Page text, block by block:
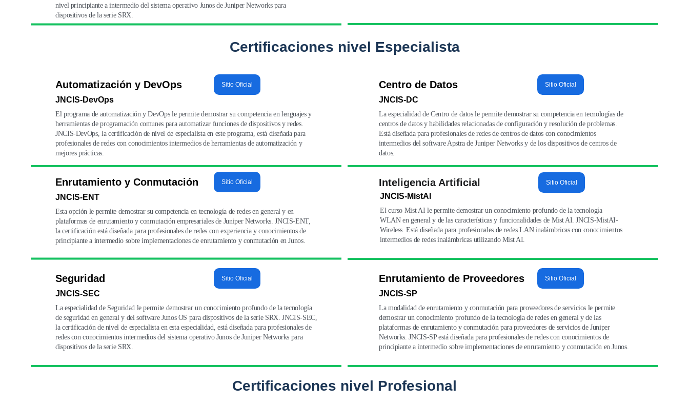
nivel principiante a intermedio del sistema operativo Junos de Juniper Networks para
dispositivos de la serie SRX.
Automatización y DevOps
JNCIS-DevOps
El programa de automatización y DevOps le permite demostrar su competencia en lenguajes y
herramientas de programación comunes para automatizar funciones de dispositivos y redes.
JNCIS-DevOps, la certificación de nivel de especialista en este programa, está diseñada para
profesionales de redes con conocimientos intermedios de herramientas de automatización y
mejores prácticas.
Sitio Oficial Centro de Datos
JNCIS-DC
La especialidad de Centro de datos le permite demostrar su competencia en tecnologías de
centros de datos y habilidades relacionadas de configuración y resolución de problemas.
Está diseñada para profesionales de redes de centros de datos con conocimientos
intermedios del software Apstra de Juniper Networks y de los dispositivos de centros de
datos.
Sitio Oficial
JNCIS-ENT
Esta opción le permite demostrar su competencia en tecnología de redes en general y en
plataformas de enrutamiento y conmutación empresariales de Juniper Networks. JNCIS-ENT,
la certificación está diseñada para profesionales de redes con experiencia y conocimientos de
principiante a intermedio sobre implementaciones de enrutamiento y conmutación en Junos.
Sitio Oficial Inteligencia Artificial
JNCIS-MistAI
El curso Mist AI le permite demostrar un conocimiento profundo de la tecnología
WLAN en general y de las características y funcionalidades de Mist AI. JNCIS-MistAI-
Wireless. Está diseñada para profesionales de redes LAN inalámbricas con conocimientos
intermedios de redes inalámbricas utilizando Mist AI.
Sitio Oficial
Enrutamiento y Conmutación
Certificaciones nivel Especialista
Certificaciones nivel Profesional
Seguridad
JNCIS-SEC
La especialidad de Seguridad le permite demostrar un conocimiento profundo de la tecnología
de seguridad en general y del software Junos OS para dispositivos de la serie SRX. JNCIS-SEC,
la certificación de nivel de especialista en esta especialidad, está diseñada para profesionales de
redes con conocimientos intermedios del sistema operativo Junos de Juniper Networks para
dispositivos de la serie SRX.
Sitio Oficial Enrutamiento de Proveedores
JNCIS-SP
La modalidad de enrutamiento y conmutación para proveedores de servicios le permite
demostrar un conocimiento profundo de la tecnología de redes en general y de las
plataformas de enrutamiento y conmutación para proveedores de servicios de Juniper
Networks. JNCIS-SP está diseñada para profesionales de redes con conocimientos de
principiante a intermedio sobre implementaciones de enrutamiento y conmutación en Junos.
Sitio Oficial